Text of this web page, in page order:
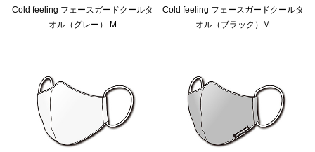
Cold feeling フェースガードクールタ
オル（グレー） M
Cold feeling フェースガードクールタ
オル（ブラック）M